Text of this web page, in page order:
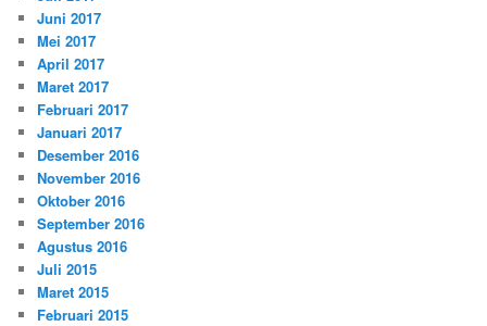
Juni 2017
Mei 2017
April 2017
Maret 2017
Februari 2017
Januari 2017
Desember 2016
November 2016
Oktober 2016
September 2016
Agustus 2016
Juli 2015
Maret 2015
Februari 2015